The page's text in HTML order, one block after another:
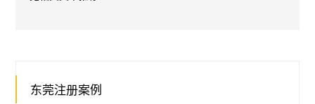
东莞注册案例